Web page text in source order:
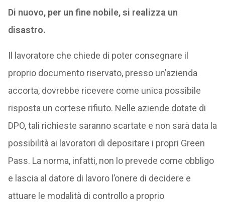
Di nuovo, per un fine nobile, si realizza un
disastro.
Il lavoratore che chiede di poter consegnare il
proprio documento riservato, presso un’azienda
accorta, dovrebbe ricevere come unica possibile
risposta un cortese rifiuto. Nelle aziende dotate di
DPO, tali richieste saranno scartate e non sarà data la
possibilità ai lavoratori di depositare i propri Green
Pass. La norma, infatti, non lo prevede come obbligo
e lascia al datore di lavoro l’onere di decidere e
attuare le modalità di controllo a proprio